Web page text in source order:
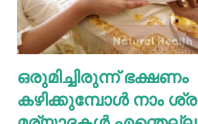
ഗ്യാസ്ട്രബിലിനെ നമുക്ക്
ഫുഡ് ഭക്ഷണങ്ങൾ, സ്നാക്സുകൾ
ശരീരത്തിന് വലിയ ബുദ്ധിമുട്ടുകളാണ്
പുകവലിയും മദ്യപാനവും ശരീരത്തിന്
ഒരുമിച്ചിരുന്ന് ഭക്ഷണം
കഴിക്കുമ്പോൾ നാം